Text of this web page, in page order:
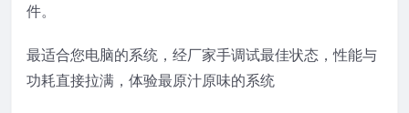
件。
最适合您电脑的系统，经厂家手调试最佳状态，性能与
功耗直接拉满，体验最原汁原味的系统